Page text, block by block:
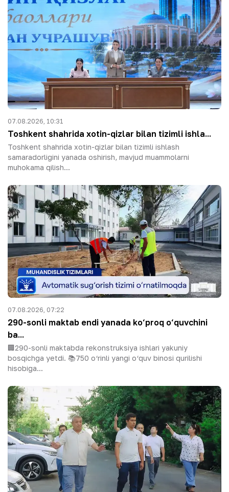
07.08.2026, 10:31
Toshkent shahrida xotin-qizlar bilan tizimli ishla...
Toshkent shahrida xotin-qizlar bilan tizimli ishlash
samaradorligini yanada oshirish, mavjud muammolarni
muhokama qilish...
07.08.2026, 07:22
290-sonli maktab endi yanada ko‘proq o‘quvchini
ba...
🏢290-sonli maktabda rekonstruksiya ishlari yakuniy
bosqichga yetdi. 📚750 o‘rinli yangi o‘quv binosi qurilishi
hisobiga...